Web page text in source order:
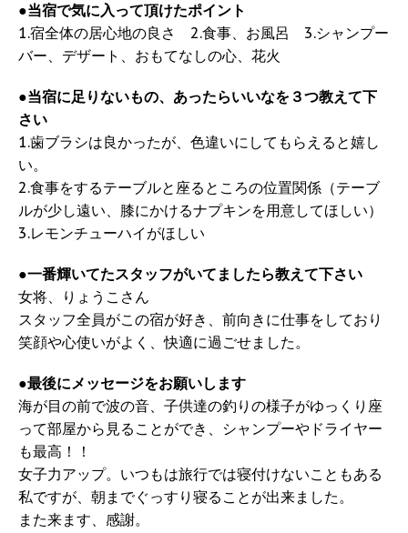
●当宿で気に入って頂けたポイント
1.宿全体の居心地の良さ 2.食事、お風呂 3.シャンプー
バー、デザート、おもてなしの心、花火
●当宿に足りないもの、あったらいいなを３つ教えて下
さい
1.歯ブラシは良かったが、色違いにしてもらえると嬉し
い。
2.食事をするテーブルと座るところの位置関係（テーブ
ルが少し遠い、膝にかけるナプキンを用意してほしい）
3.レモンチューハイがほしい
●一番輝いてたスタッフがいてましたら教えて下さい
女将、りょうこさん
スタッフ全員がこの宿が好き、前向きに仕事をしており
笑顔や心使いがよく、快適に過ごせました。
●最後にメッセージをお願いします
海が目の前で波の音、子供達の釣りの様子がゆっくり座
って部屋から見ることができ、シャンプーやドライヤー
も最高！！
女子力アップ。いつもは旅行では寝付けないこともある
私ですが、朝までぐっすり寝ることが出来ました。
また来ます、感謝。